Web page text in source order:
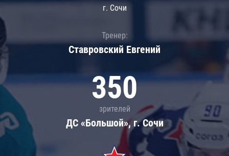
г. Сочи
Тренер:
Ставровский Евгений
350
зрителей
ДС «Большой», г. Сочи